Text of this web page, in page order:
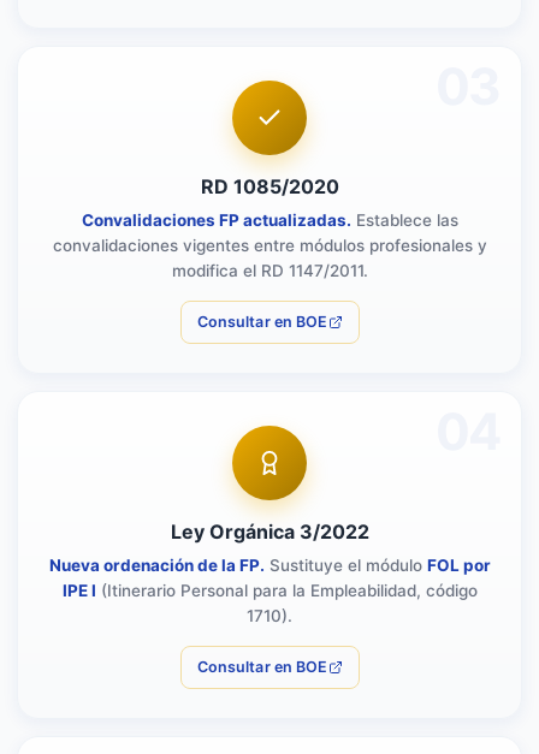
RD 1085/2020
Convalidaciones FP actualizadas. Establece las
convalidaciones vigentes entre módulos profesionales y
modifica el RD 1147/2011.
Consultar en BOE
Ley Orgánica 3/2022
Nueva ordenación de la FP. Sustituye el módulo FOL por
IPE I (Itinerario Personal para la Empleabilidad, código
1710).
Consultar en BOE